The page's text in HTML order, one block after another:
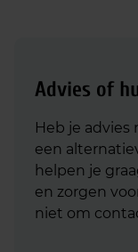
Advies of
Heb je advies
een
helpen je
en zorgen
niet om